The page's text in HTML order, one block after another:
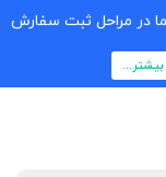
در مراحل ثبت سفارش